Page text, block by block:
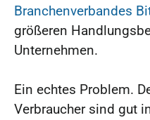
Branchenverbandes
größeren
Unternehmen.
Ein echtes Problem.
Verbraucher sind gut